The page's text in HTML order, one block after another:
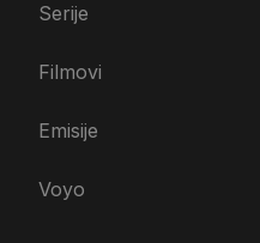
Serije
Filmovi
Emisije
Voyo